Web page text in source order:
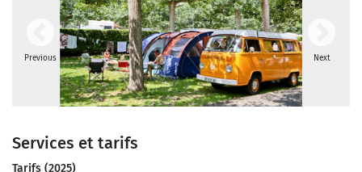
Previous Next
Services et tarifs
Tarifs (2025)